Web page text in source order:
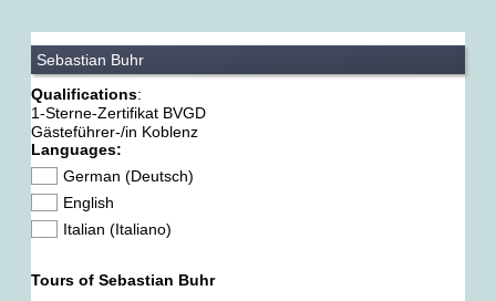
Sebastian Buhr
Qualifications:
1-Sterne-Zertifikat BVGD
Gästeführer-/in Koblenz
Languages:
German (Deutsch)
English
Italian (Italiano)
Tours of Sebastian Buhr